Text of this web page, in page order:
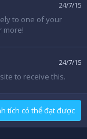
24/7/15
to one of your
more!
24/7/15
to receive this.
tích có thể đạt được